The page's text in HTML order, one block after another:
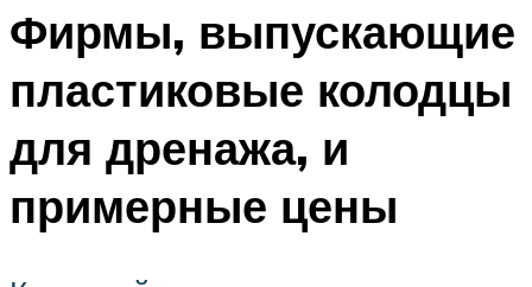
Фирмы, выпускающие
пластиковые колодцы
для дренажа, и
примерные цены